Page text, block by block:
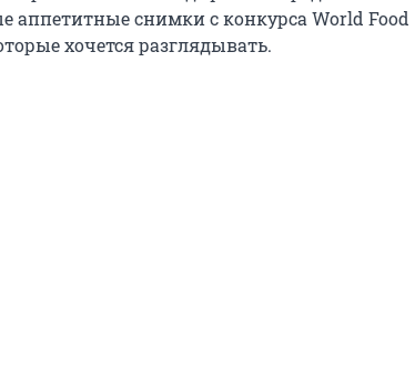
аппетитные снимки с конкурса World Food
хочется разглядывать.